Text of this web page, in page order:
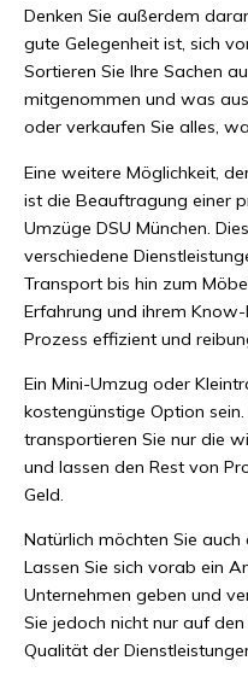
Denken Sie außerdem
gute Gelegenheit ist, sich
Sortieren Sie Ihre Sachen
mitgenommen und was
oder verkaufen Sie alles,
Eine weitere Möglichkeit,
ist die Beauftragung einer
Umzüge DSU München.
verschiedene
Transport bis hin zum
Erfahrung und ihrem
Prozess effizient und
Ein Mini-Umzug oder
kostengünstige Option
transportieren Sie nur die
und lassen den Rest von
Geld.
Natürlich möchten Sie
Lassen Sie sich vorab ein
Unternehmen geben und
Sie jedoch nicht nur auf
Qualität der